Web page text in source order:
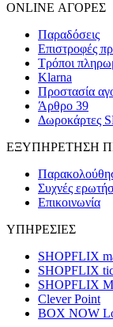
ONLINE ΑΓΟΡΕΣ
Παραδόσεις
Επιστροφές
Τρόποι
Klarna
Προστασία
Άρθρο 39
Δωροκάρτες
ΕΞΥΠΗΡΕΤΗΣΗ
Συχνές
Επικοινωνία
ΥΠΗΡΕΣΙΕΣ
SHOPFLIX
SHOPFLIX
SHOPFLIX
Clever Point
BOX NOW